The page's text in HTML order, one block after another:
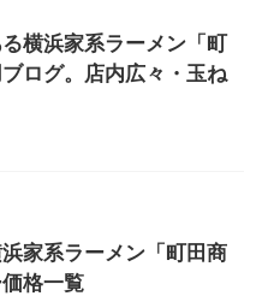
横浜家系ラーメン「町
ログ。店内広々・玉ね
家系ラーメン「町田商
格一覧